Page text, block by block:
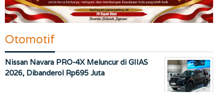
Otomotif
Nissan Navara PRO-4X Meluncur di GIIAS
2026, Dibanderol Rp695 Juta